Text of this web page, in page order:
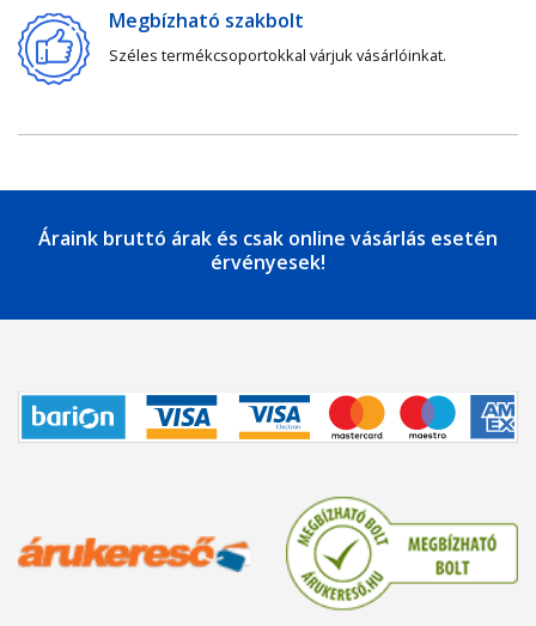
Megbízható szakbolt
Széles termékcsoportokkal várjuk vásárlóinkat.
Áraink bruttó árak és csak online vásárlás esetén
érvényesek!